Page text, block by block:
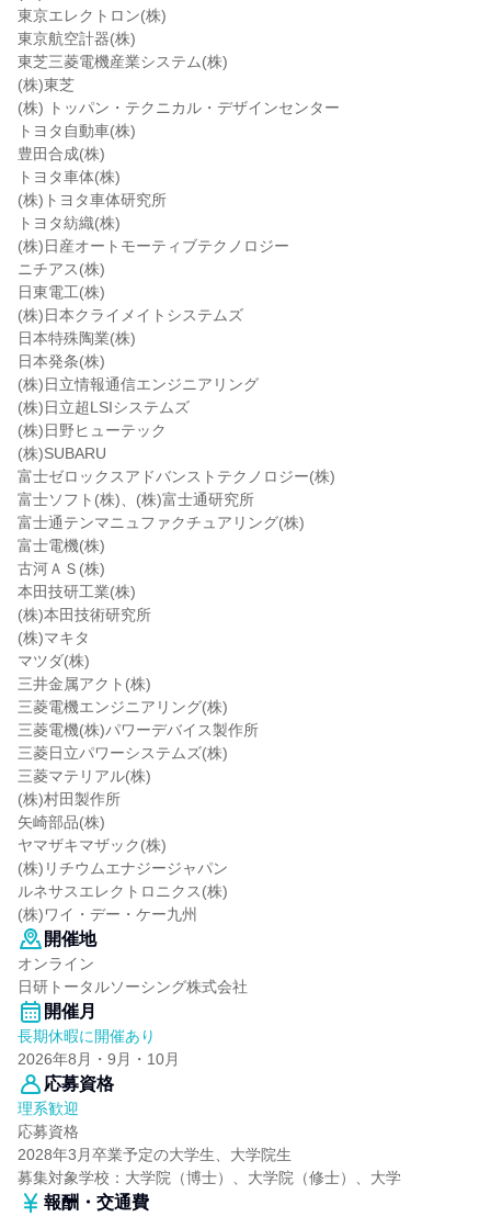
東京エレクトロン(株)
東京航空計器(株)
東芝三菱電機産業システム(株)
(株)東芝
(株) トッパン・テクニカル・デザインセンター
トヨタ自動車(株)
豊田合成(株)
トヨタ車体(株)
(株)トヨタ車体研究所
トヨタ紡織(株)
(株)日産オートモーティブテクノロジー
ニチアス(株)
日東電工(株)
(株)日本クライメイトシステムズ
日本特殊陶業(株)
日本発条(株)
(株)日立情報通信エンジニアリング
(株)日立超LSIシステムズ
(株)日野ヒューテック
(株)SUBARU
富士ゼロックスアドバンストテクノロジー(株)
富士ソフト(株)、(株)富士通研究所
富士通テンマニュファクチュアリング(株)
富士電機(株)
古河ＡＳ(株)
本田技研工業(株)
(株)本田技術研究所
(株)マキタ
マツダ(株)
三井金属アクト(株)
三菱電機エンジニアリング(株)
三菱電機(株)パワーデバイス製作所
三菱日立パワーシステムズ(株)
三菱マテリアル(株)
(株)村田製作所
矢崎部品(株)
ヤマザキマザック(株)
(株)リチウムエナジージャパン
ルネサスエレクトロニクス(株)
(株)ワイ・デー・ケー九州
開催地
オンライン
日研トータルソーシング株式会社
開催月
長期休暇に開催あり
2026年8月・9月・10月
応募資格
理系歓迎
応募資格
2028年3月卒業予定の大学生、大学院生
募集対象学校：大学院（博士）、大学院（修士）、大学
報酬・交通費